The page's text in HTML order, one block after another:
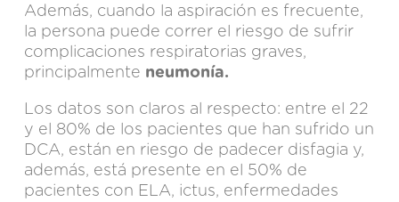
Además, cuando la aspiración es frecuente,
la persona puede correr el riesgo de sufrir
complicaciones respiratorias graves,
principalmente neumonía.
Los datos son claros al respecto: entre el 22
y el 80% de los pacientes que han sufrido un
DCA, están en riesgo de padecer disfagia y,
además, está presente en el 50% de
pacientes con ELA, ictus, enfermedades